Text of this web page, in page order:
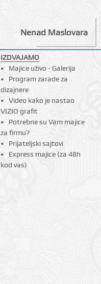
Nenad Maslovara
IZDVAJAMO
Majice uživo - Galerija
Program zarade za
dizajnere
Video kako je nastao
VIZIO grafit
Potrebne su Vam majice
za firmu?
Prijateljski sajtovi
Express majice (za 48h
kod vas)